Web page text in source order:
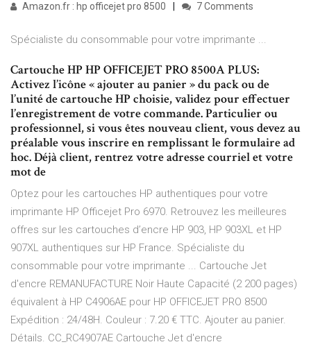
Amazon.fr : hp officejet pro 8500 7 Comments
Spécialiste du consommable pour votre imprimante ...
Cartouche HP HP OFFICEJET PRO 8500A PLUS:
Activez l’icône « ajouter au panier » du pack ou de
l’unité de cartouche HP choisie, validez pour effectuer
l’enregistrement de votre commande. Particulier ou
professionnel, si vous êtes nouveau client, vous devez au
préalable vous inscrire en remplissant le formulaire ad
hoc. Déjà client, rentrez votre adresse courriel et votre
mot de
Optez pour les cartouches HP authentiques pour votre
imprimante HP Officejet Pro 6970. Retrouvez les meilleures
offres sur les cartouches d’encre HP 903, HP 903XL et HP
907XL authentiques sur HP France. Spécialiste du
consommable pour votre imprimante ... Cartouche Jet
d'encre REMANUFACTURE Noir Haute Capacité (2 200 pages)
équivalent à HP C4906AE pour HP OFFICEJET PRO 8500
Expédition : 24/48H. Couleur : 7.20 € TTC. Ajouter au panier.
Détails. CC_RC4907AE Cartouche Jet d'encre